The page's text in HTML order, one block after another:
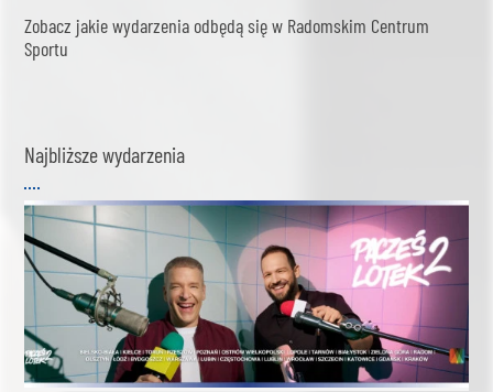
Zobacz jakie wydarzenia odbędą się w Radomskim Centrum
Sportu
Najbliższe wydarzenia